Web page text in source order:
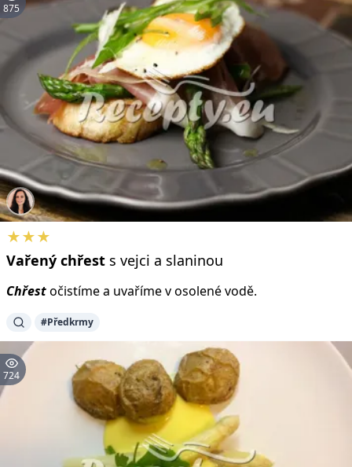
875
★★★
Vařený chřest s vejci a slaninou
Chřestočistíme a uvaříme v osolené vodě.
#Předkrmy
724